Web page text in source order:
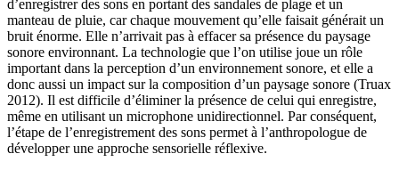
d’enregistrer des sons en portant des sandales de plage et un
manteau de pluie, car chaque mouvement qu’elle faisait générait un
bruit énorme. Elle n’arrivait pas à effacer sa présence du paysage
sonore environnant. La technologie que l’on utilise joue un rôle
important dans la perception d’un environnement sonore, et elle a
donc aussi un impact sur la composition d’un paysage sonore (Truax
2012). Il est difficile d’éliminer la présence de celui qui enregistre,
même en utilisant un microphone unidirectionnel. Par conséquent,
l’étape de l’enregistrement des sons permet à l’anthropologue de
développer une approche sensorielle réflexive.